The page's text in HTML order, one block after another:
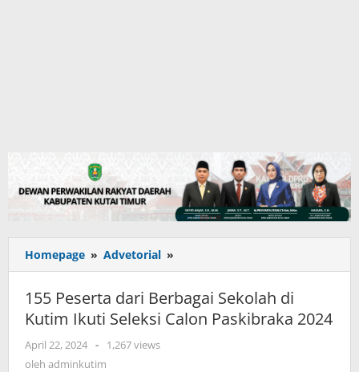
Homepage » Advetorial »
Peserta
Berbagai
Sekolah
155 Peserta dari Berbagai Sekolah di
Kutim Ikuti Seleksi Calon Paskibraka 2024
April 22, 2024 oleh
adminkutim
-
1,267 views
oleh adminkutim